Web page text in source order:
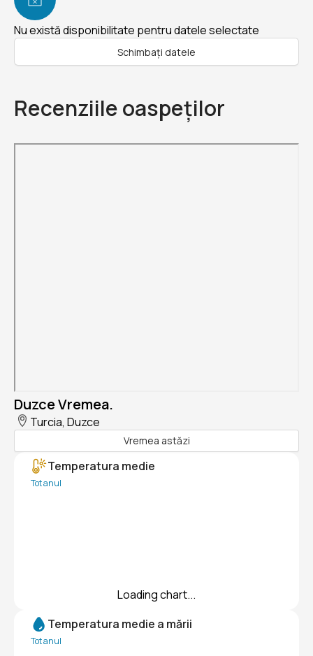
Nu există disponibilitate pentru datele selectate
Schimbați datele
Recenziile oaspeților
Duzce Vremea.
Turcia, Duzce
Vremea astăzi
Temperatura medie
Tot anul
Loading chart...
Temperatura medie a mării
Tot anul